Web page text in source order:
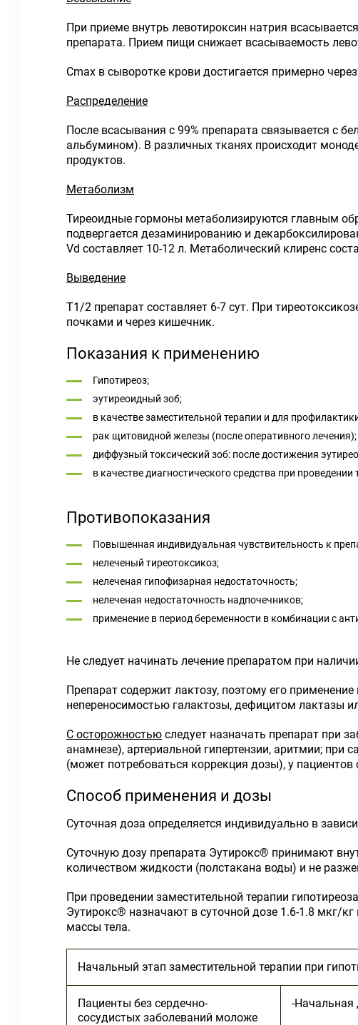
При приеме внутрь левотироксин натрия
препарата. Прием пищи снижает всасываемость
Cmax в сыворотке крови достигается примерно
Распределение
После всасывания с 99% препарата связывается с
альбумином). В различных тканях происходит
продуктов.
Метаболизм
Тиреоидные гормоны метаболизируются главным
подвергается дезаминированию и
Vd составляет 10-12 л. Метаболический клиренс
Выведение
T1/2 препарат составляет 6-7 сут. При
почками и через кишечник.
Показания к применению
Гипотиреоз;
эутиреоидный зоб;
в качестве заместительной терапии и для
рак щитовидной железы (после оперативного лечения);
диффузный токсический зоб: после достижения
в качестве диагностического средства при проведении
Противопоказания
Повышенная индивидуальная чувствительность к
нелеченый тиреотоксикоз;
нелеченая гипофизарная недостаточность;
нелеченая недостаточность надпочечников;
применение в период беременности в комбинации с
Не следует начинать лечение препаратом при
Препарат содержит лактозу, поэтому его
непереносимостью галактозы, дефицитом лактазы
С осторожностью следует назначать препарат при
анамнезе), артериальной гипертензии, аритмии;
(может потребоваться коррекция дозы), у
Способ применения и дозы
Суточная доза определяется индивидуально в
Суточную дозу препарата Эутирокс® принимают
количеством жидкости (полстакана воды) и не
При проведении заместительной терапии
Эутирокс® назначают в суточной дозе 1.6-1.8 мкг/
массы тела.
Начальный этап заместительной терапии при
Пациенты без сердечно-
сосудистых заболеваний моложе
-Начальная